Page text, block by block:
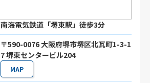
南海電気鉄道「堺東駅」徒歩3分
〒590-0076 大阪府堺市堺区北瓦町1-3-1
7 堺東センタービル204
MAP